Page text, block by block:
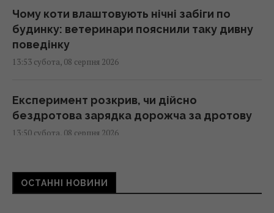
Чому коти влаштовують нічні забіги по
будинку: ветеринари пояснили таку дивну
поведінку
13:53 субота, 08 серпня 2026
Експеримент розкрив, чи дійсно
бездротова зарядка дорожча за дротову
13:50 субота, 08 серпня 2026
Імпорт скрапленого газу з Росії до ЄС різко
зріс: яка країна купила найбільше
ОСТАННІ НОВИНИ